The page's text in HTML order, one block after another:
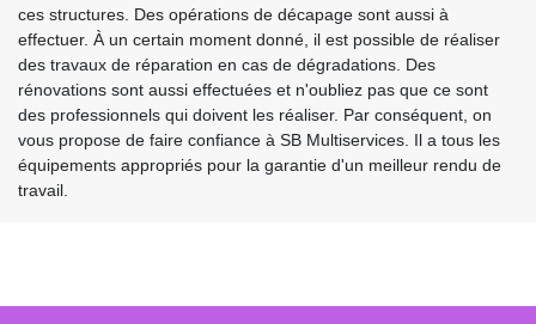
ces structures. Des opérations de décapage sont aussi à
effectuer. À un certain moment donné, il est possible de réaliser
des travaux de réparation en cas de dégradations. Des
rénovations sont aussi effectuées et n'oubliez pas que ce sont
des professionnels qui doivent les réaliser. Par conséquent, on
vous propose de faire confiance à SB Multiservices. Il a tous les
équipements appropriés pour la garantie d'un meilleur rendu de
travail.